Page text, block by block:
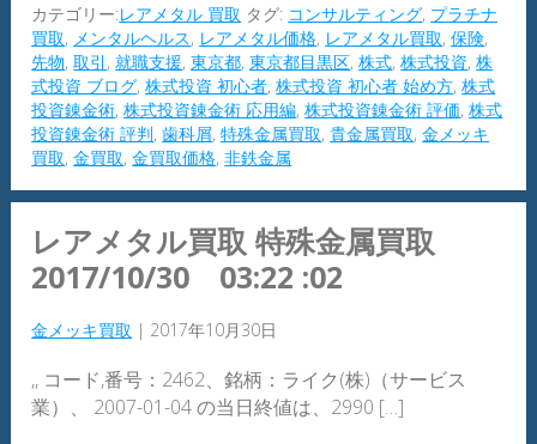
カテゴリー:レアメタル 買取 タグ: コンサルティング, プラチナ
買取, メンタルヘルス, レアメタル価格, レアメタル買取,保険,
先物,取引 ,就職支援,東京都,東京都目黒区,株式,株式投資,株
式投資 ブログ,株式投資 初心者,株式投資 初心者 始め方,株式
投資錬金術,株式投資錬金術 応用編,株式投資錬金術 評価,株式
投資錬金術 評判,歯科屑,特殊金属買取,貴金属買取,金メッキ
買取,金買取,金買取価格,非鉄金属
レアメタル買取 特殊金属買取
2017/10/30 03:22 :02
金メッキ買取 | 2017年10月30日
,, コード,番号：2462、銘柄：ライク(株)（サービス
業）、 2007-01-04 の当日終値は、2990 […]